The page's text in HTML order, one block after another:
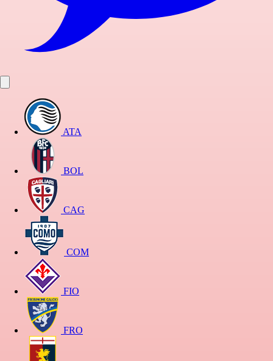
ATA
BOL
CAG
COM
FIO
FRO